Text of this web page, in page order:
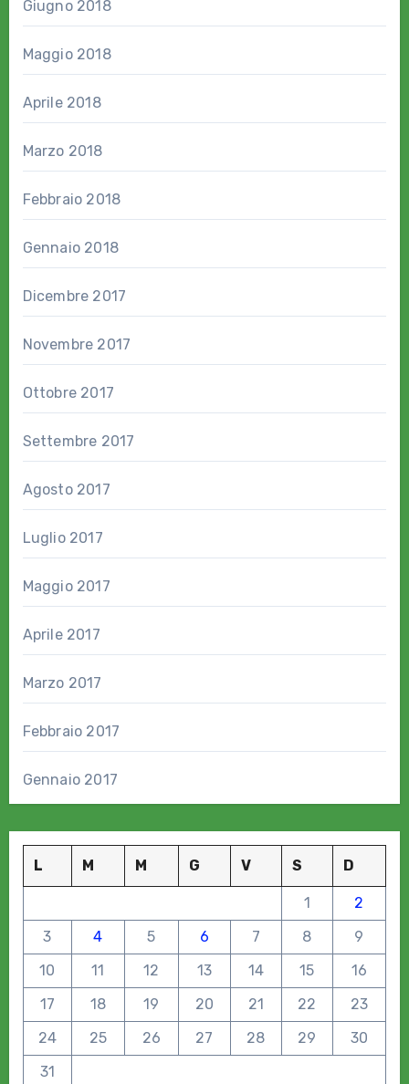
Giugno 2018
Maggio 2018
Aprile 2018
Marzo 2018
Febbraio 2018
Gennaio 2018
Dicembre 2017
Novembre 2017
Ottobre 2017
Settembre 2017
Agosto 2017
Luglio 2017
Maggio 2017
Aprile 2017
Marzo 2017
Febbraio 2017
Gennaio 2017
L M M G V S D
1
2
3
4 5 6 7 8
9
10
11 12 13 14 15
16
17
18 19 20 21 22
23
24
25 26 27 28 29
30
31